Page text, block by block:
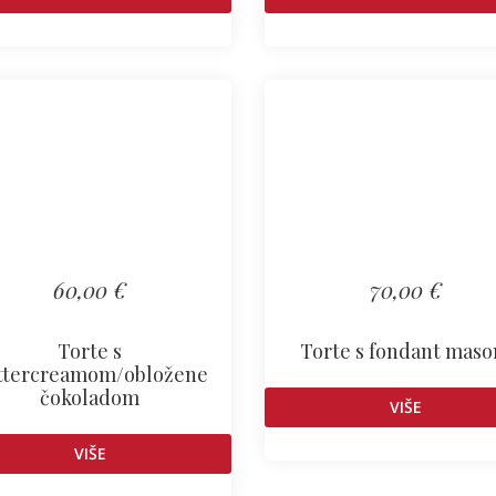
60,00 €
Torte s
obložene
čokoladom
VIŠE
70,00 €
Torte s fondant
VIŠE